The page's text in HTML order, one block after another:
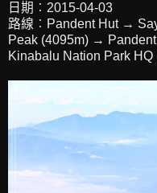
日期︰2015-04-03
路線︰Pandent Hut →
Peak (4095m) →
Kinabalu Nation Park